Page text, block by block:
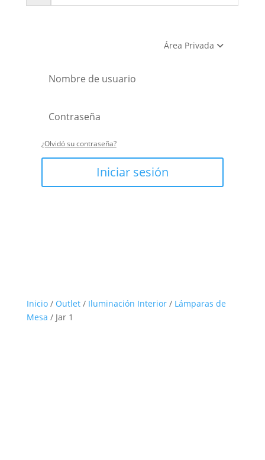
Área Privada
¿Olvidó su contraseña?
Iniciar sesión
Inicio/ Outlet/ Iluminación Interior/ Lámparas de
Mesa / Jar 1